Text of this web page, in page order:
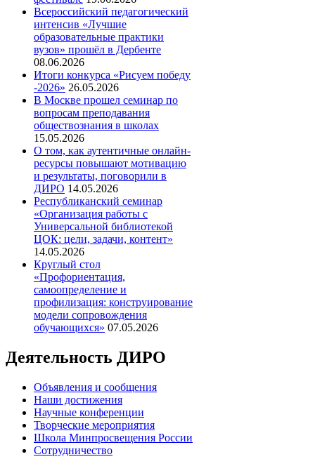
Всероссийский педагогический
интенсив «Лучшие
образовательные практики
вузов» прошёл в Дербенте
08.06.2026
Итоги конкурса «Рисуем победу
-2026» 26.05.2026
В Москве прошел семинар по
вопросам преподавания
обществознания в школах
15.05.2026
О том, как аутентичные онлайн-
ресурсы повышают мотивацию
и результаты, поговорили в
ДИРО 14.05.2026
Республиканский семинар
«Организация работы с
Универсальной библиотекой
ЦОК: цели, задачи, контент»
14.05.2026
Круглый стол
«Профориентация,
самоопределение и
профилизация: конструирование
модели сопровождения
обучающихся» 07.05.2026
Деятельность ДИРО
Объявления и сообщения
Наши достижения
Научные конференции
Творческие мероприятия
Школа Минпросвещения России
Сотрудничество